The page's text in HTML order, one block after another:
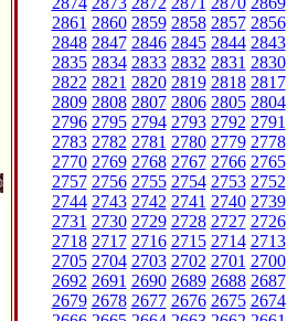
2861 2860 2859 2858 2857 2856
2848 2847 2846 2845 2844 2843
2835 2834 2833 2832 2831 2830
2822 2821 2820 2819 2818 2817
2809 2808 2807 2806 2805 2804
2796 2795 2794 2793 2792 2791
2783 2782 2781 2780 2779 2778
2770 2769 2768 2767 2766 2765
2757 2756 2755 2754 2753 2752
2744 2743 2742 2741 2740 2739
2731 2730 2729 2728 2727 2726
2718 2717 2716 2715 2714 2713
2705 2704 2703 2702 2701 2700
2692 2691 2690 2689 2688 2687
2679 2678 2677 2676 2675 2674